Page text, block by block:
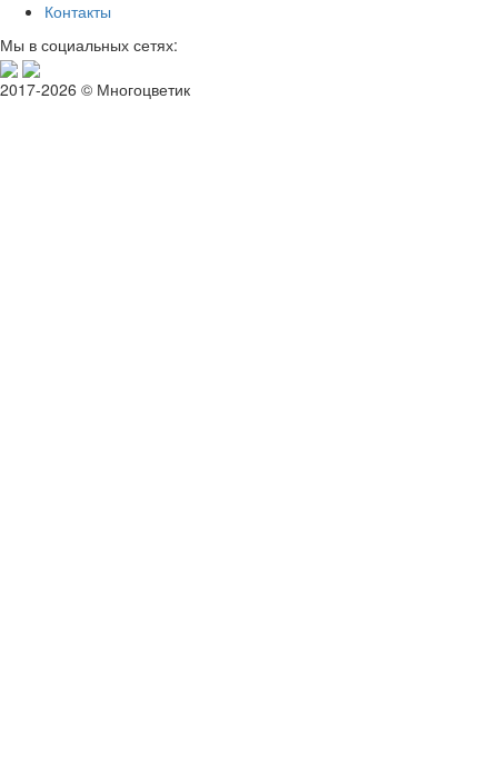
Контакты
Мы в социальных сетях:
2017-2026 © Многоцветик